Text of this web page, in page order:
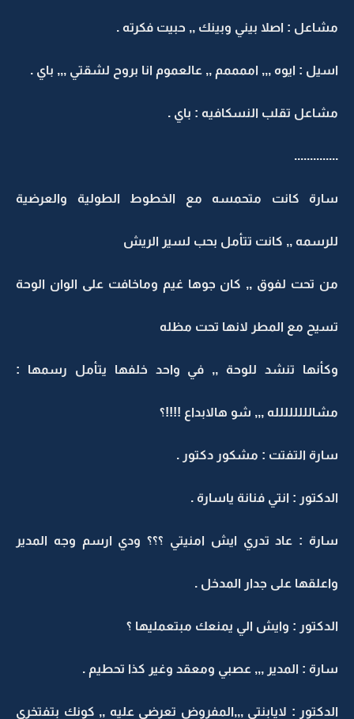
مشاعل : اصلا بيني وبينك ,, حبيت فكرته .
اسيل : ايوه ,,, اممممم ,, عالعموم انا بروح لشقتي ,,, باي .
مشاعل تقلب النسكافيه : باي .
..............
سارة كانت متحمسه مع الخطوط الطولية والعرضية
للرسمه ,, كانت تتأمل بحب لسير الريش
من تحت لفوق ,, كان جوها غيم وماخافت على الوان الوحة
تسيح مع المطر لانها تحت مظله
وكأنها تنشد للوحة ,, في واحد خلفها يتأمل رسمها :
مشالللللللله ,,, شو هالابداع !!!!؟
سارة التفتت : مشكور دكتور .
الدكتور : انتي فنانة ياسارة .
سارة : عاد تدري ايش امنيتي ؟؟؟ ودي ارسم وجه المدير
واعلقها على جدار المدخل .
الدكتور : وايش الي يمنعك مبتعمليها ؟
سارة : المدير ,,, عصبي ومعقد وغير كذا تحطيم .
الدكتور : لايابنتي ,,,المفروض تعرضي عليه ,, كونك بتفتخري